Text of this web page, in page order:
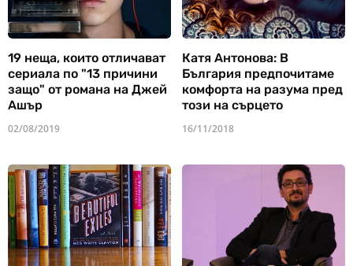
19 неща, които отличават
сериала по "13 причини
защо" от романа на Джей
Ашър
02/08/2019
Катя Антонова: В
България предпочитаме
комфорта на разума пред
този на сърцето
16/11/2018